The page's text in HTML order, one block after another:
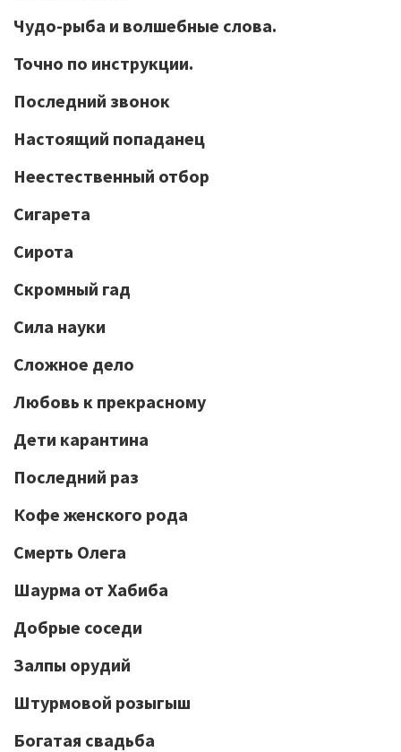
Чудо-рыба и волшебные слова.
Точно по инструкции.
Последний звонок
Настоящий попаданец
Неестественный отбор
Сигарета
Сирота
Скромный гад
Сила науки
Сложное дело
Любовь к прекрасному
Дети карантина
Последний раз
Кофе женского рода
Смерть Олега
Шаурма от Хабиба
Добрые соседи
Залпы орудий
Штурмовой розыгыш
Богатая свадьба